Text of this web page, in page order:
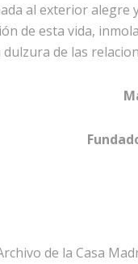
al exterior alegre
de esta vida,
de las
de la Casa